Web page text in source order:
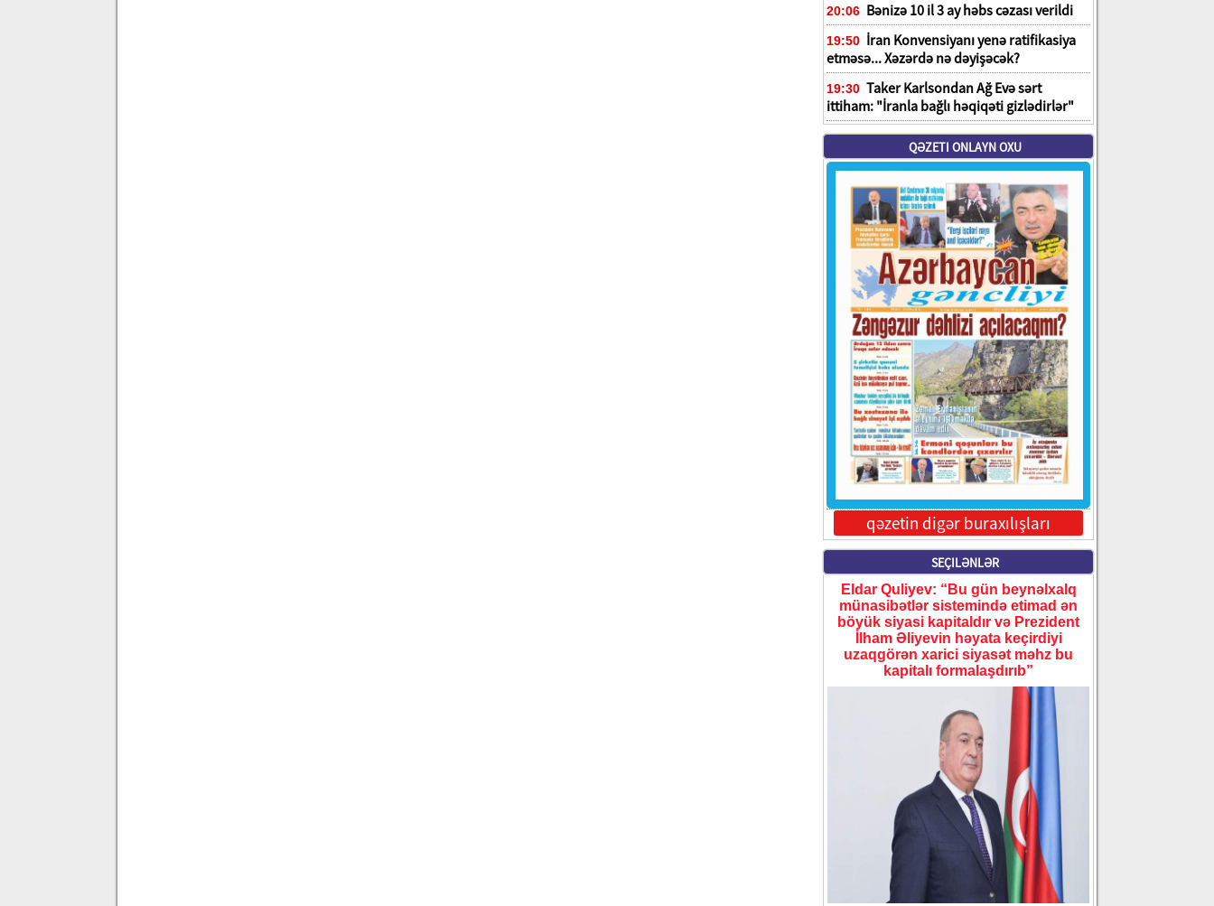
20:06 Bənizə 10 il 3 ay həbs cəzası verildi
19:50 İran Konvensiyanı yenə ratifikasiya
etməsə... Xəzərdə nə dəyişəcək?
19:30 Taker Karlsondan Ağ Evə sərt
ittiham: "İranla bağlı həqiqəti gizlədirlər"
QƏZETI ONLAYN OXU
qəzetin digər buraxılışları
SEÇILƏNLƏR
Eldar Quliyev: “Bu gün beynəlxalq
münasibətlər sistemində etimad ən
böyük siyasi kapitaldır və Prezident
İlham Əliyevin həyata keçirdiyi
uzaqgörən xarici siyasət məhz bu
kapitalı formalaşdırıb”